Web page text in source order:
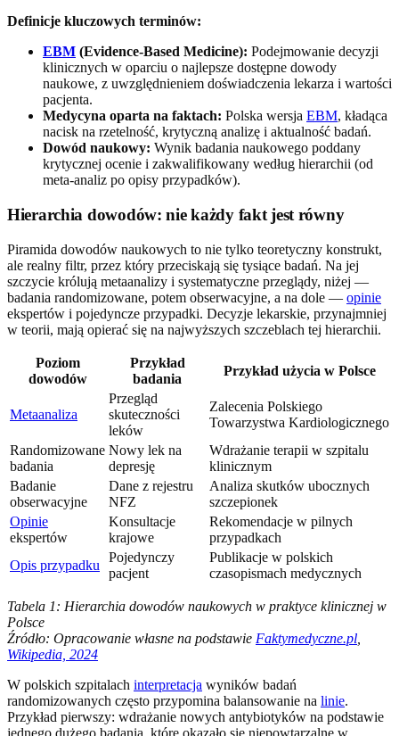
Definicje kluczowych terminów:
EBM (Evidence-Based Medicine): Podejmowanie decyzji
klinicznych w oparciu o najlepsze dostępne dowody
naukowe, z uwzględnieniem doświadczenia lekarza i wartości
pacjenta.
Medycyna oparta na faktach: Polska wersja EBM, kładąca
nacisk na rzetelność, krytyczną analizę i aktualność badań.
Dowód naukowy: Wynik badania naukowego poddany
krytycznej ocenie i zakwalifikowany według hierarchii (od
meta-analiz po opisy przypadków).
Hierarchia dowodów: nie każdy fakt jest równy
Piramida dowodów naukowych to nie tylko teoretyczny konstrukt,
ale realny filtr, przez który przeciskają się tysiące badań. Na jej
szczycie królują metaanalizy i systematyczne przeglądy, niżej —
badania randomizowane, potem obserwacyjne, a na dole — opinie
ekspertów i pojedyncze przypadki. Decyzje lekarskie, przynajmniej
w teorii, mają opierać się na najwyższych szczeblach tej hierarchii.
Poziom
dowodów
Przykład
badania
Przykład użycia w Polsce
Metaanaliza
Przegląd
skuteczności
leków
Zalecenia Polskiego
Towarzystwa Kardiologicznego
Randomizowane
badania
Nowy lek na
depresję
Wdrażanie terapii w szpitalu
klinicznym
Badanie
obserwacyjne
Dane z rejestru
NFZ
Analiza skutków ubocznych
szczepionek
Opinie
ekspertów
Konsultacje
krajowe
Rekomendacje w pilnych
przypadkach
Opis przypadku
Pojedynczy
pacjent
Publikacje w polskich
czasopismach medycznych
Tabela 1: Hierarchia dowodów naukowych w praktyce klinicznej w
Polsce
Źródło: Opracowanie własne na podstawie Faktymedyczne.pl
Wikipedia, 2024
W polskich szpitalach interpretacja wyników badań
randomizowanych często przypomina balansowanie na linie.
Przykład pierwszy: wdrażanie nowych antybiotyków na podstawie
jednego dużego badania, które okazało się niepowtarzalne w